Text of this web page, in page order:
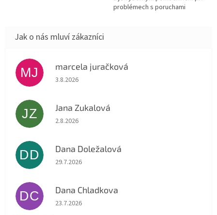
problémech s poruchami
MJ marcela juračková
Hodnocení obchodu je 5 z 5 hvězdiček.
3.8.2026
JZ Jana Zukalová
Hodnocení obchodu je 5 z 5 hvězdiček.
2.8.2026
DD Dana Doležalová
Hodnocení obchodu je 5 z 5 hvězdiček.
29.7.2026
DC Dana Chladkova
Hodnocení obchodu je 5 z 5 hvězdiček.
23.7.2026